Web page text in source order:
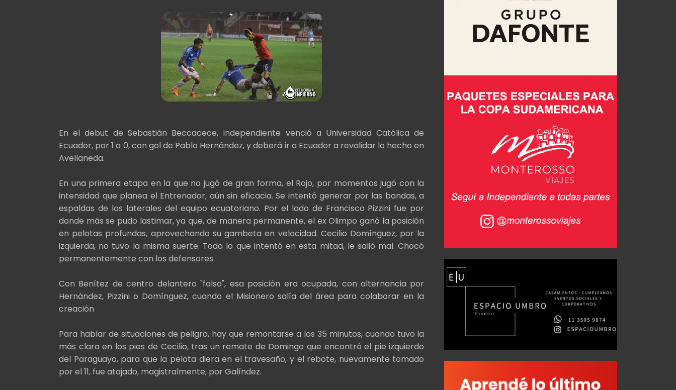
En el debut de Sebastián Beccacece, Independiente venció a Universidad Católica de
Ecuador, por 1 a 0, con gol de Pablo Hernández, y deberá ir a Ecuador a revalidar lo hecho en
Avellaneda.
En una primera etapa en la que no jugó de gran forma, el Rojo, por momentos jugó con la
intensidad que planea el Entrenador, aún sin eficacia. Se intentó generar por las bandas, a
espaldas de los laterales del equipo ecuatoriano. Por el lado de Francisco Pizzini fue por
donde más se pudo lastimar, ya que, de manera permanente, el ex Olimpo ganó la posición
en pelotas profundas, aprovechando su gambeta en velocidad. Cecilio Domínguez, por la
izquierda, no tuvo la misma suerte. Todo lo que intentó en esta mitad, le salió mal. Chocó
permanentemente con los defensores.
Con Benítez de centro delantero "falso", esa posición era ocupada, con alternancia por
Hernández, Pizzini o Domínguez, cuando el Misionero salía del área para colaborar en la
creación
Para hablar de situaciones de peligro, hay que remontarse a los 35 minutos, cuando tuvo la
más clara en los pies de Cecilio, tras un remate de Domingo que encontró el pie izquierdo
del Paraguayo, para que la pelota diera en el travesaño, y el rebote, nuevamente tomado
por el 11, fue atajado, magistralmente, por Galíndez.